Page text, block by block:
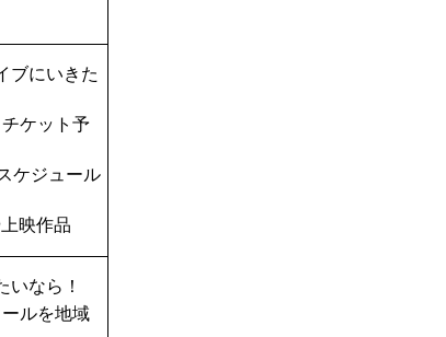
ブにいきた
ケット予
ケジュール
映作品
いなら！
ルを地域